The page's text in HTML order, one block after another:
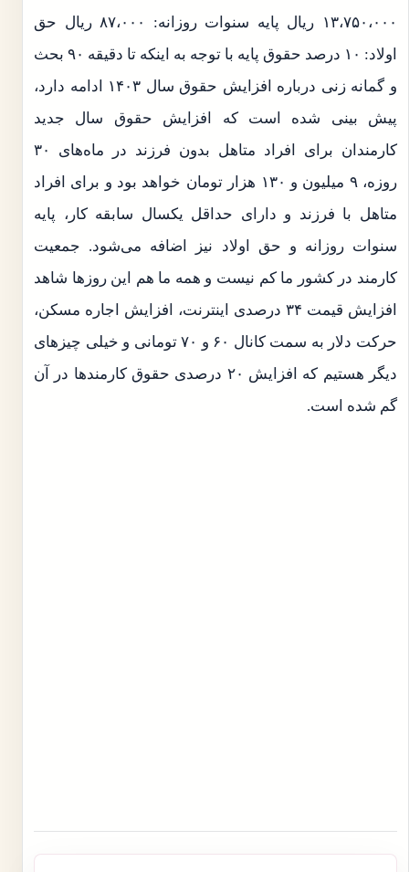
۱۳،۷۵۰،۰۰۰ ریال پایه سنوات روزانه: ۸۷،۰۰۰ ریال حق
اولاد: ۱۰ درصد حقوق پایه با توجه به اینکه تا دقیقه ۹۰ بحث
و گمانه زنی درباره افزایش حقوق سال ۱۴۰۳ ادامه دارد،
پیش بینی شده است که افزایش حقوق سال جدید
کارمندان برای افراد متاهل بدون فرزند در ماه‌های ۳۰
روزه، ۹ میلیون و ۱۳۰ هزار تومان خواهد بود و برای افراد
متاهل با فرزند و دارای حداقل یکسال سابقه کار، پایه
سنوات روزانه و حق اولاد نیز اضافه می‌شود. جمعیت
کارمند در کشور ما کم نیست و همه ما هم این روز‌ها شاهد
افزایش قیمت ۳۴ درصدی اینترنت، افزایش اجاره مسکن،
حرکت دلار به سمت کانال ۶۰ و ۷۰ تومانی و خیلی چیز‌های
دیگر هستیم که افزایش ۲۰ درصدی حقوق کارمند‌ها در آن
گم شده است.